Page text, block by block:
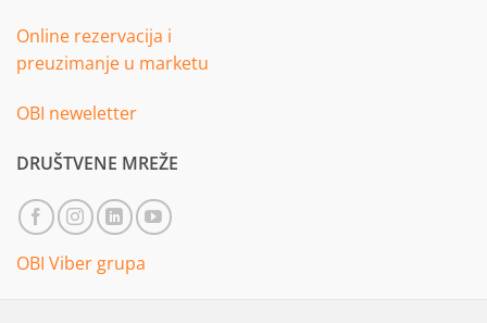
Online rezervacija i
preuzimanje u marketu
OBI neweletter
DRUŠTVENE MREŽE
OBI Viber grupa